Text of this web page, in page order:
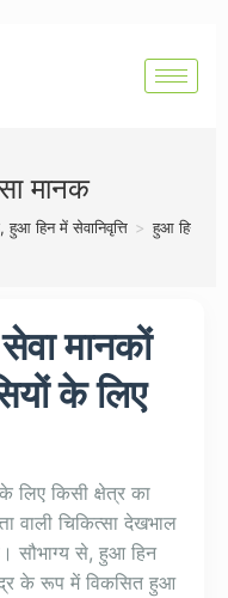
मानक
हिन में सेवानिवृत्ति > हुआ हिन और
मानकों
के लिए
लिए किसी क्षेत्र का
वाली चिकित्सा देखभाल
सौभाग्य से, हुआ हिन
के रूप में विकसित हुआ